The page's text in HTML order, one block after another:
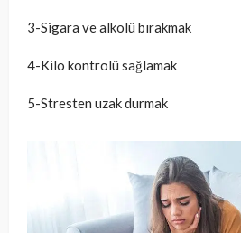
3-Sigara ve alkolü bırakmak
4-Kilo kontrolü sağlamak
5-Stresten uzak durmak